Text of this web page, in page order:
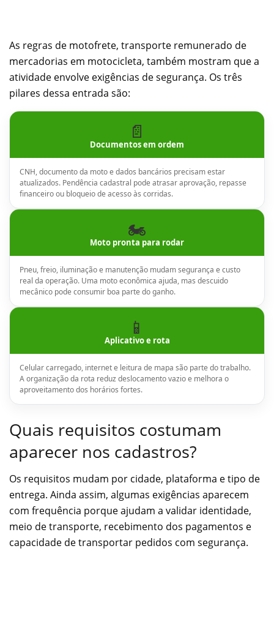
As regras de motofrete, transporte remunerado de
mercadorias em motocicleta, também mostram que a
atividade envolve exigências de segurança. Os três
pilares dessa entrada são:
📄
Documentos em ordem
CNH, documento da moto e dados bancários precisam estar
atualizados. Pendência cadastral pode atrasar aprovação, repasse
financeiro ou bloqueio de acesso às corridas.
🏍️
Moto pronta para rodar
Pneu, freio, iluminação e manutenção mudam segurança e custo
real da operação. Uma moto econômica ajuda, mas descuido
mecânico pode consumir boa parte do ganho.
📱
Aplicativo e rota
Celular carregado, internet e leitura de mapa são parte do trabalho.
A organização da rota reduz deslocamento vazio e melhora o
aproveitamento dos horários fortes.
Quais requisitos costumam
aparecer nos cadastros?
Os requisitos mudam por cidade, plataforma e tipo de
entrega. Ainda assim, algumas exigências aparecem
com frequência porque ajudam a validar identidade,
meio de transporte, recebimento dos pagamentos e
capacidade de transportar pedidos com segurança.